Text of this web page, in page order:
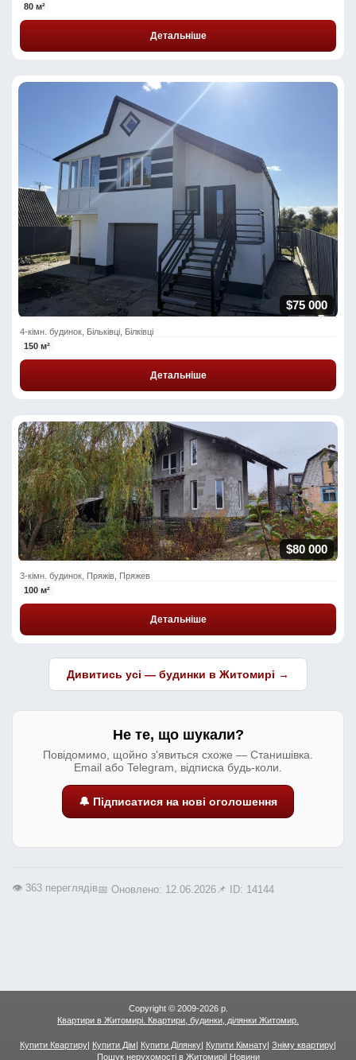
80 м²
Детальніше
$75 000
4-кімн. будинок, Більківці, Білківці
150 м²
Детальніше
$80 000
3-кімн. будинок, Пряжів, Пряжев
100 м²
Детальніше
Дивитись усі — будинки в Житомирі →
Не те, що шукали?
Повідомимо, щойно з'явиться схоже — Станишівка.
Email або Telegram, відписка будь-коли.
🔔 Підписатися на нові оголошення
👁️ 363 переглядів📅 Оновлено: 12.06.2026 📌 ID: 14144
Copyright © 2009-2026 р.
Квартири в Житомирі. Квартири, будинки, ділянки Житомир.
Купити Квартиру| Купити Дім| Купити Ділянку| Купити Кімнату| Зніму квартиру|
Пошук нерухомості в Житомирі| Новини